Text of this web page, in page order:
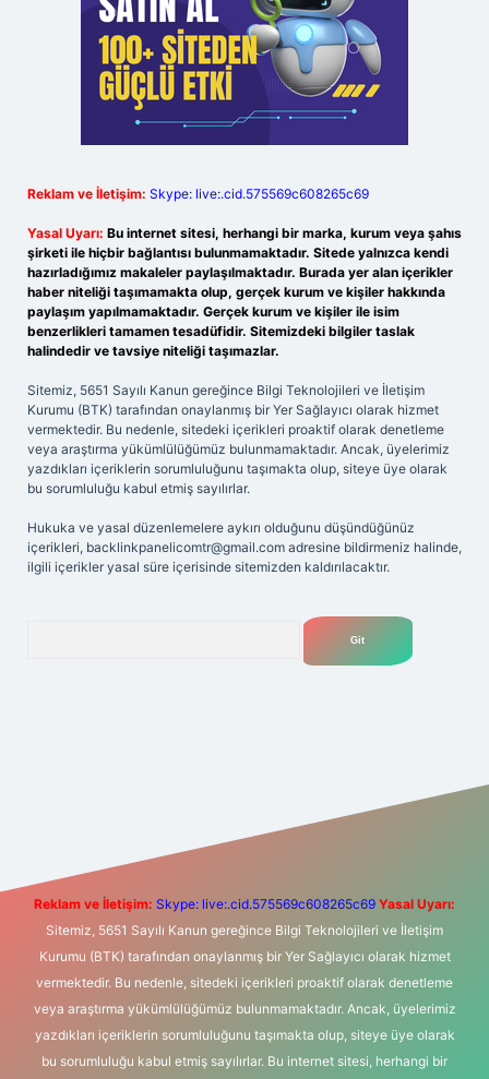
Reklam ve İletişim: Skype: live:.cid.575569c608265c69
Yasal Uyarı: Bu internet sitesi, herhangi bir marka, kurum veya şahıs
şirketi ile hiçbir bağlantısı bulunmamaktadır. Sitede yalnızca kendi
hazırladığımız makaleler paylaşılmaktadır. Burada yer alan içerikler
haber niteliği taşımamakta olup, gerçek kurum ve kişiler hakkında
paylaşım yapılmamaktadır. Gerçek kurum ve kişiler ile isim
benzerlikleri tamamen tesadüfidir. Sitemizdeki bilgiler taslak
halindedir ve tavsiye niteliği taşımazlar.
Sitemiz, 5651 Sayılı Kanun gereğince Bilgi Teknolojileri ve İletişim
Kurumu (BTK) tarafından onaylanmış bir Yer Sağlayıcı olarak hizmet
vermektedir. Bu nedenle, sitedeki içerikleri proaktif olarak denetleme
veya araştırma yükümlülüğümüz bulunmamaktadır. Ancak, üyelerimiz
yazdıkları içeriklerin sorumluluğunu taşımakta olup, siteye üye olarak
bu sorumluluğu kabul etmiş sayılırlar.
Hukuka ve yasal düzenlemelere aykırı olduğunu düşündüğünüz
içerikleri, backlinkpanelicomtr@gmail.com adresine bildirmeniz halinde,
ilgili içerikler yasal süre içerisinde sitemizden kaldırılacaktır.
m elexbet
Reklam ve İletişim: Skype: live:.cid.575569c608265c69 Yasal Uyarı:
Sitemiz, 5651 Sayılı Kanun gereğince Bilgi Teknolojileri ve İletişim
Kurumu (BTK) tarafından onaylanmış bir Yer Sağlayıcı olarak hizmet
vermektedir. Bu nedenle, sitedeki içerikleri proaktif olarak denetleme
veya araştırma yükümlülüğümüz bulunmamaktadır. Ancak, üyelerimiz
yazdıkları içeriklerin sorumluluğunu taşımakta olup, siteye üye olarak
bu sorumluluğu kabul etmiş sayılırlar. Bu internet sitesi, herhangi bir